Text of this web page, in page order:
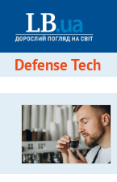
Defense Tech